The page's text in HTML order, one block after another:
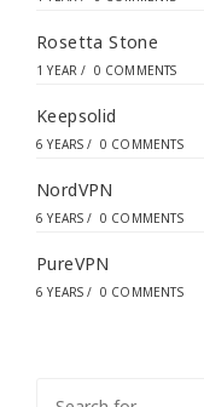
Rosetta Stone
1 YEAR / 0 COMMENTS
Keepsolid
6 YEARS / 0 COMMENTS
NordVPN
6 YEARS / 0 COMMENTS
PureVPN
6 YEARS / 0 COMMENTS